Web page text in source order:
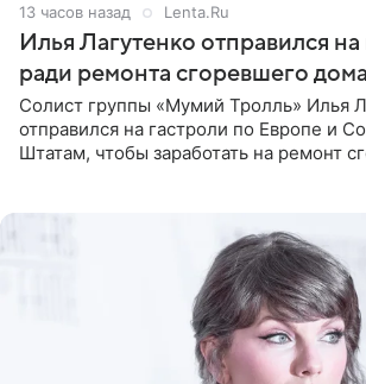
13 часов назад Lenta.Ru
Илья Лагутенко отправился на
ради ремонта сгоревшего
Солист группы «Мумий Тролль» Илья
отправился на гастроли по Европе и
Штатам, чтобы заработать на ремонт